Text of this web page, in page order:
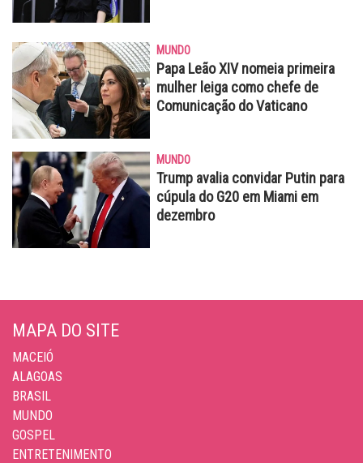
MUNDO
Papa Leão XIV nomeia primeira
mulher leiga como chefe de
Comunicação do Vaticano
MUNDO
Trump avalia convidar Putin para
cúpula do G20 em Miami em
dezembro
MAPA DO SITE
MACEIÓ
ALAGOAS
BRASIL
MUNDO
GOSPEL
ENTRETENIMENTO